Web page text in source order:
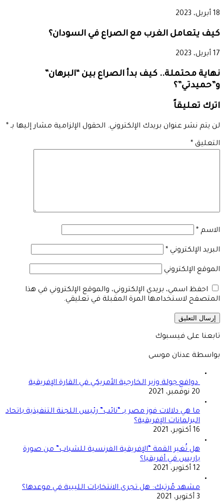
18 أبريل، 2023
كيف يتعامل الغرب مع الصراع في السودان؟
17 أبريل، 2023
نهاية محتملة.. كيف بدأ الصراع بين “البرهان”
و”حميدتي”؟
اترك تعليقاً
لن يتم نشر عنوان بريدك الإلكتروني. الحقول الإلزامية مشار إليها بـ *
التعليق *
الاسم *
البريد الإلكتروني *
الموقع الإلكتروني
احفظ اسمي، بريدي الإلكتروني، والموقع الإلكتروني في هذا
المتصفح لاستخدامها المرة المقبلة في تعليقي.
تابعنا على فيسبوك
بواسطة عدنان موسى
دوافع جولة وزير الخارجية الأمريكي في القارة الإفريقية
20 نوفمبر، 2021
ما هي دلالات فوز مصر بـ “نائب” رئيس اللجنة التنفيذية باتحاد
البرلمانات الإفريقية؟
16 أكتوبر، 2021
هل تُغير القمة “الإفريقية الفرنسية للشباب” من صورة
باريس في أفريقيا؟
12 أكتوبر، 2021
مشهد مُرتبك: هل تجرى الانتخابات الليبية في موعدها؟
3 أكتوبر، 2021